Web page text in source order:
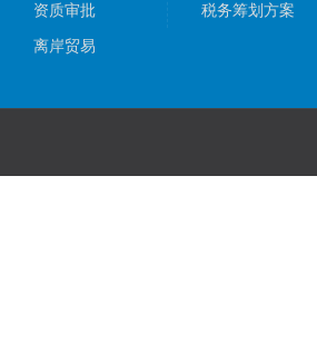
资质审批
离岸贸易
税务筹划方案